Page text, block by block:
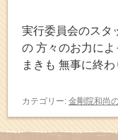
実行委員会のスタ
の 方々のお力に
まきも 無事に終
カテゴリー: 金剛院和尚